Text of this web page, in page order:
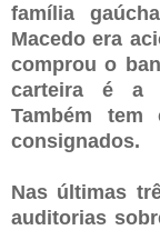
família
Macedo era
comprou o
carteira é a
Também
consignados.
Nas últimas
auditorias